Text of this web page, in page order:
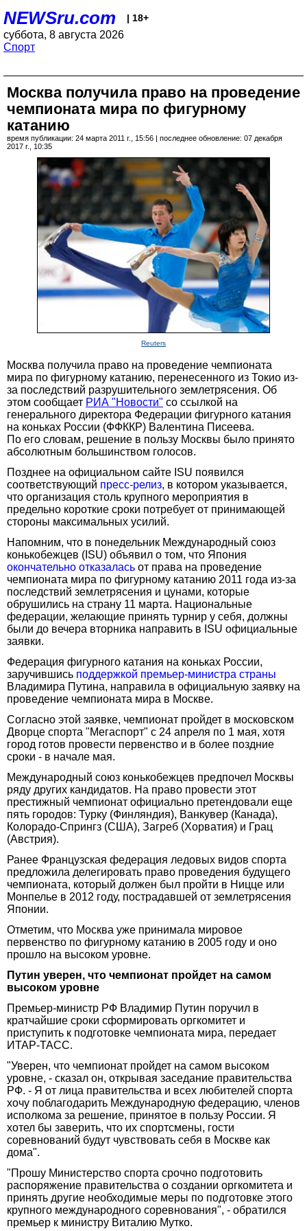
NEWSru.com | 18+
суббота, 8 августа 2026
Спорт
Москва получила право на проведение
чемпионата мира по фигурному
катанию
время публикации: 24 марта 2011 г., 15:56 | последнее обновление: 07 декабря
2017 г., 10:35
Reuters
Москва получила право на проведение чемпионата
мира по фигурному катанию, перенесенного из Токио из-
за последствий разрушительного землетрясения. Об
этом сообщает РИА "Новости" со ссылкой на
генерального директора Федерации фигурного катания
на коньках России (ФФККР) Валентина Писеева.
По его словам, решение в пользу Москвы было принято
абсолютным большинством голосов.
Позднее на официальном сайте ISU появился
соответствующий пресс-релиз, в котором указывается,
что организация столь крупного мероприятия в
предельно короткие сроки потребует от принимающей
стороны максимальных усилий.
Напомним, что в понедельник Международный союз
конькобежцев (ISU) объявил о том, что Япония
окончательно отказалась от права на проведение
чемпионата мира по фигурному катанию 2011 года из-за
последствий землетрясения и цунами, которые
обрушились на страну 11 марта. Национальные
федерации, желающие принять турнир у себя, должны
были до вечера вторника направить в ISU официальные
заявки.
Федерация фигурного катания на коньках России,
заручившись поддержкой премьер-министра страны
Владимира Путина, направила в официальную заявку на
проведение чемпионата мира в Москве.
Согласно этой заявке, чемпионат пройдет в московском
Дворце спорта "Мегаспорт" с 24 апреля по 1 мая, хотя
город готов провести первенство и в более поздние
сроки - в начале мая.
Международный союз конькобежцев предпочел Москвы
ряду других кандидатов. На право провести этот
престижный чемпионат официально претендовали еще
пять городов: Турку (Финляндия), Ванкувер (Канада),
Колорадо-Спрингз (США), Загреб (Хорватия) и Грац
(Австрия).
Ранее Французская федерация ледовых видов спорта
предложила делегировать право проведения будущего
чемпионата, который должен был пройти в Ницце или
Монпелье в 2012 году, пострадавшей от землетрясения
Японии.
Отметим, что Москва уже принимала мировое
первенство по фигурному катанию в 2005 году и оно
прошло на высоком уровне.
Путин уверен, что чемпионат пройдет на самом
высоком уровне
Премьер-министр РФ Владимир Путин поручил в
кратчайшие сроки сформировать оргкомитет и
приступить к подготовке чемпионата мира, передает
ИТАР-ТАСС.
"Уверен, что чемпионат пройдет на самом высоком
уровне, - сказал он, открывая заседание правительства
РФ. - Я от лица правительства и всех любителей спорта
хочу поблагодарить Международную федерацию, членов
исполкома за решение, принятое в пользу России. Я
хотел бы заверить, что их спортсмены, гости
соревнований будут чувствовать себя в Москве как
дома".
"Прошу Министерство спорта срочно подготовить
распоряжение правительства о создании оргкомитета и
принять другие необходимые меры по подготовке этого
крупного международного соревнования", - обратился
премьер к министру Виталию Мутко.